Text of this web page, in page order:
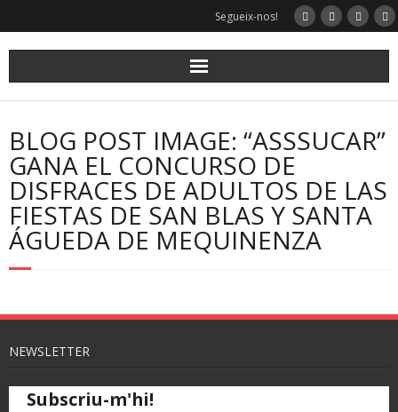
Segueix-nos!
BLOG POST IMAGE: “ASSSUCAR”
GANA EL CONCURSO DE
DISFRACES DE ADULTOS DE LAS
FIESTAS DE SAN BLAS Y SANTA
ÁGUEDA DE MEQUINENZA
NEWSLETTER
Subscriu-m'hi!